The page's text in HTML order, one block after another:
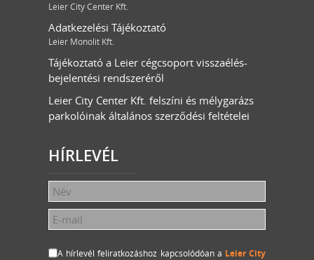
Leier City Center Kft.
Adatkezelési Tájékoztató
Leier Monolit Kft.
Tájékoztató a Leier cégcsoport visszaélés-
bejelentési rendszeréről
Leier City Center Kft. felszíni és mélygarázs
parkolóinak általános szerződési feltételei
HÍRLEVÉL
A hírlevél feliratkozáshoz kapcsolódóan a Leier City